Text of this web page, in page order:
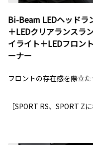
Bi-Beam LEDヘッドラ
＋LEDクリアランスラ
イライト＋LEDフロン
ーナー
フロントの存在感を際立た
［SPORT RS、SPORT Zに